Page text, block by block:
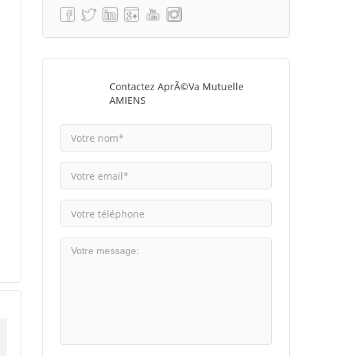
Contactez AprÃ©va Mutuelle
AMIENS